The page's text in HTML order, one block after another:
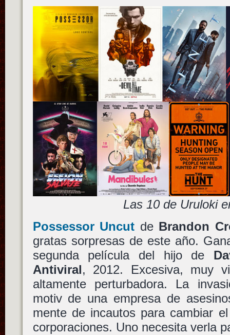
Las 10 de Uruloki
Possessor Uncut de Brandon
gratas sorpresas de este año.
segunda película del hijo de
Antiviral, 2012. Excesiva, muy
altamente perturbadora. La
motiv de una empresa de
mente de incautos para cambiar
corporaciones. Uno necesita verla